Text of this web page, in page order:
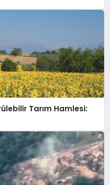
Tarım Hamlesi: